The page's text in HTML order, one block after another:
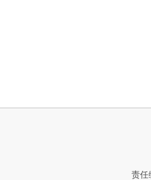
责任